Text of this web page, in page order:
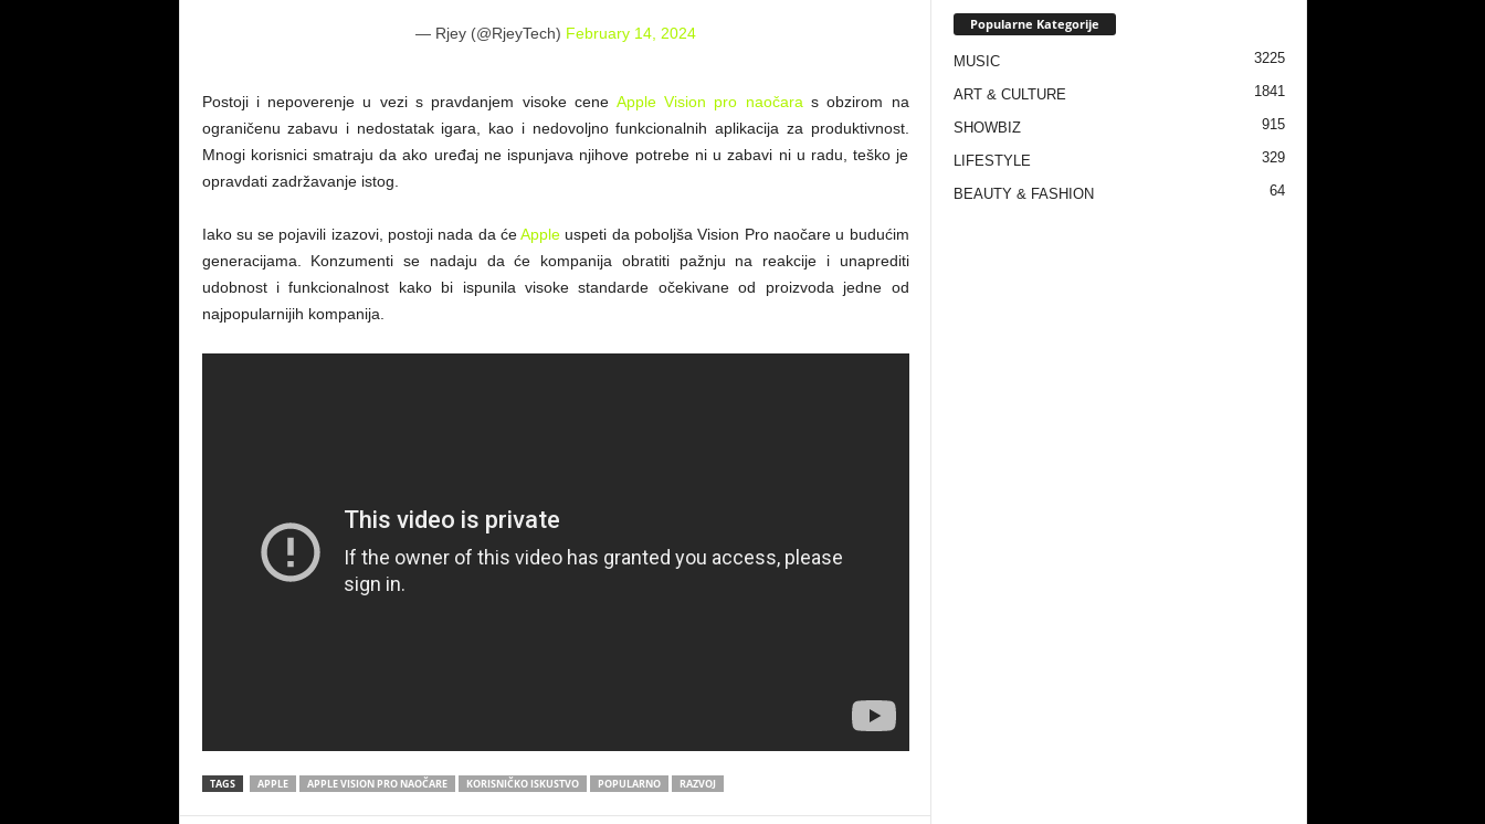
— Rjey (@RjeyTech) February 14, 2024
Postoji i nepoverenje u vezi s pravdanjem visoke cene Apple Vision pro naočara s obzirom na
ograničenu zabavu i nedostatak igara, kao i nedovoljno funkcionalnih aplikacija za produktivnost.
Mnogi korisnici smatraju da ako uređaj ne ispunjava njihove potrebe ni u zabavi ni u radu, teško je
opravdati zadržavanje istog.
Iako su se pojavili izazovi, postoji nada da ćeApple uspeti da poboljša Vision Pro naočare u budućim
generacijama. Konzumenti se nadaju da će kompanija obratiti pažnju na reakcije i unaprediti
udobnost i funkcionalnost kako bi ispunila visoke standarde očekivane od proizvoda jedne od
najpopularnijih kompanija.
TAGS APPLE APPLE VISION PRO NAOČARE KORISNIČKO ISKUSTVO POPULARNO RAZVOJ
Popularne Kategorije
MUSIC 3225
ART & CULTURE 1841
SHOWBIZ 915
LIFESTYLE 329
BEAUTY & FASHION 64